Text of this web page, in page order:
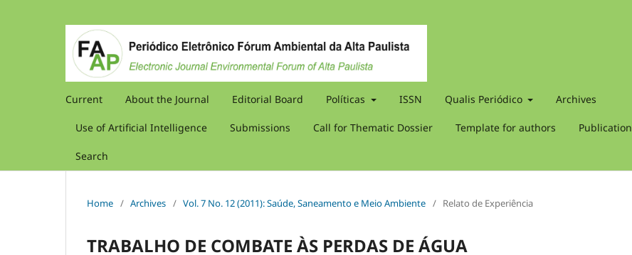
Current About the Journal Editorial Board Políticas ISSN Qualis Periódico Archives
Use of Artificial Intelligence Submissions Call for Thematic Dossier Template for authors Publication
Search
Home / Archives / Vol. 7 No. 12 (2011): Saúde, Saneamento e Meio Ambiente / Relato de Experiência
TRABALHO DE COMBATE ÀS PERDAS DE ÁGUA